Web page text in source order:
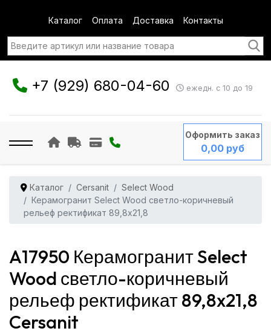
Каталог Оплата Доставка Контакты
+7 (929) 680-04-60 ежедн. с 10 до 19
Оформить заказ
0,00 руб
Каталог Cersanit
Select Wood
Керамогранит Select Wood светло-коричневый
рельеф ректификат 89,8x21,8
A17950 Керамогранит Select
Wood светло-коричневый
рельеф ректификат 89,8x21,8
Cersanit